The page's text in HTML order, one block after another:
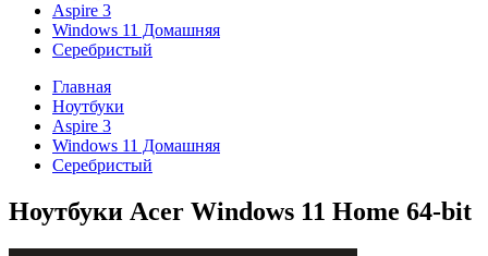
Aspire 3
Windows 11 Домашняя
Серебристый
Главная
Ноутбуки
Aspire 3
Windows 11 Домашняя
Серебристый
Ноутбуки Acer Windows 11 Home 64-bit